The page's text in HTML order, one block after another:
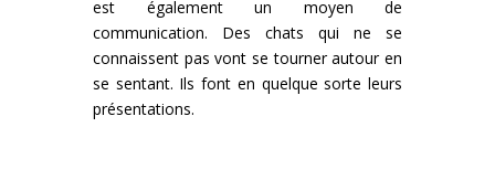
est également un moyen de
communication. Des chats qui ne se
connaissent pas vont se tourner autour en
se sentant. Ils font en quelque sorte leurs
présentations.